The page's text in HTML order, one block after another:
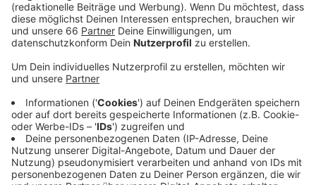
Neue Halle in Bilk
Anzeige
Inzwischen (Juli 2026) gibt es vier kommerzielle
Hallen, eine weitere ist im Bau. Sie entsteht auf der
Feuerbachstraße inBilk. Auch die Halle in Rath will ihr
Angebot ausbauen.